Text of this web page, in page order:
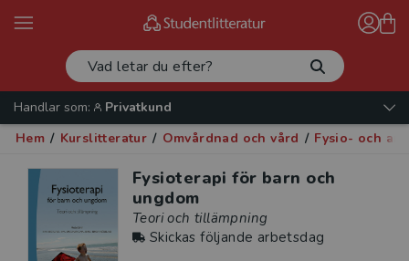
Handlar som:
Privatkund
Hem / Kurslitteratur / Omvårdnad och vård / Fysio- och
Fysioterapi för barn och
ungdom
Teori och tillämpning
Skickas följande arbetsdag